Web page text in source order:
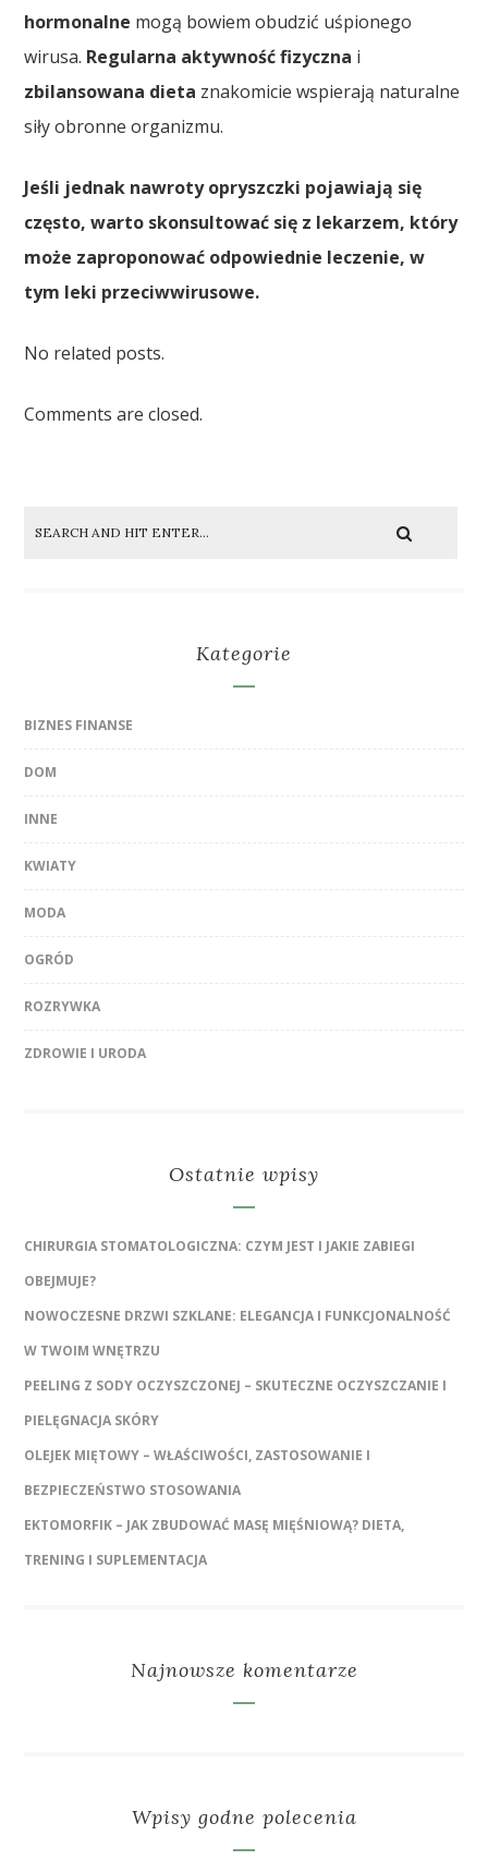
hormonalne mogą bowiem obudzić uśpionego
wirusa. Regularna aktywność fizyczna i
zbilansowana dieta znakomicie wspierają naturalne
siły obronne organizmu.
Jeśli jednak nawroty opryszczki pojawiają się
często, warto skonsultować się z lekarzem, który
może zaproponować odpowiednie leczenie, w
tym leki przeciwwirusowe.
No related posts.
Comments are closed.
Kategorie
BIZNES FINANSE
DOM
INNE
KWIATY
MODA
OGRÓD
ROZRYWKA
ZDROWIE I URODA
Ostatnie wpisy
CHIRURGIA STOMATOLOGICZNA: CZYM JEST I JAKIE ZABIEGI
OBEJMUJE?
NOWOCZESNE DRZWI SZKLANE: ELEGANCJA I FUNKCJONALNOŚĆ
W TWOIM WNĘTRZU
PEELING Z SODY OCZYSZCZONEJ – SKUTECZNE OCZYSZCZANIE I
PIELĘGNACJA SKÓRY
OLEJEK MIĘTOWY – WŁAŚCIWOŚCI, ZASTOSOWANIE I
BEZPIECZEŃSTWO STOSOWANIA
EKTOMORFIK – JAK ZBUDOWAĆ MASĘ MIĘŚNIOWĄ? DIETA,
TRENING I SUPLEMENTACJA
Najnowsze komentarze
Wpisy godne polecenia